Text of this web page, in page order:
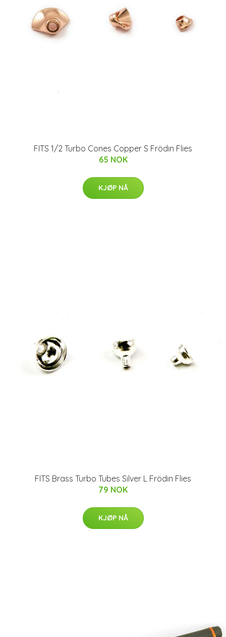
FITS 1/2 Turbo Cones Copper S Frödin Flies
65 NOK
KJØP NÅ
FITS Brass Turbo Tubes Silver L Frödin Flies
79 NOK
KJØP NÅ